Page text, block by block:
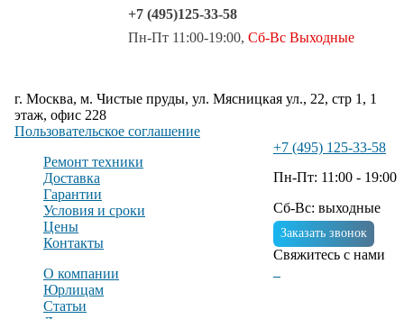
+7 (495)125-33-58
Пн-Пт 11:00-19:00, Сб-Вс Выходные
г. Москва, м. Чистые пруды, ул. Мясницкая ул., 22, стр 1, 1
этаж, офис 228
Пользовательское соглашение
Ремонт техники
Доставка
Гарантии
Условия и сроки
Цены
Контакты
О компании
Юрлицам
Статьи
+7 (495) 125-33-58
Пн-Пт: 11:00 - 19:00
Сб-Вс: выходные
Заказать звонок
Свяжитесь с нами